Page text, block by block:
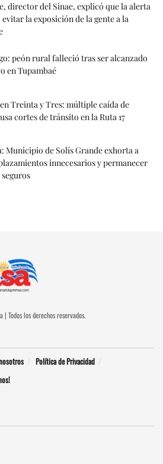
director del Sinae, explicó que la alerta
la exposición de la gente a la
peón rural falleció tras ser alcanzado
en Tupambaé
Treinta y Tres: múltiple caída de
cortes de tránsito en la Ruta 17
Municipio de Solís Grande exhorta a
innecesarios y permanecer
Todos los derechos reservados.
Política de Privacidad